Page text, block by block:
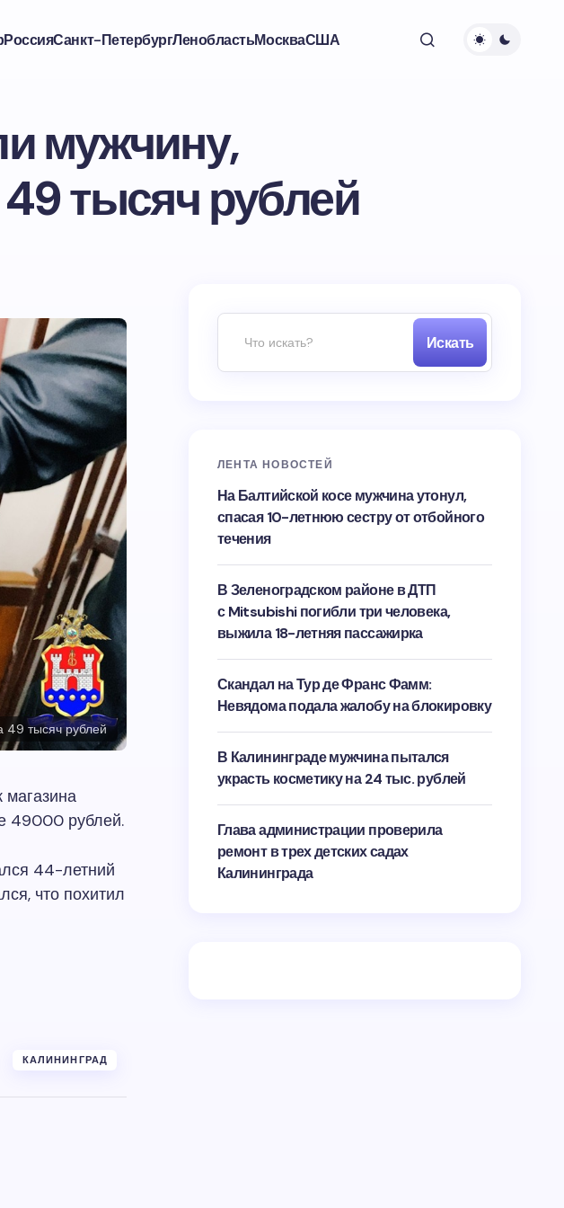
РоссияСанкт-ПетербургЛенобластьМоскваСША
мужчину,
тысяч рублей
49 тысяч рублей
магазина
49000 рублей.
44-летний
что похитил
КАЛИНИНГРАД
Искать
ЛЕНТА НОВОСТЕЙ
На Балтийской косе мужчина утонул,
спасая 10-летнюю сестру от отбойного
течения
В Зеленоградском районе в ДТП
с Mitsubishi погибли три человека,
выжила 18-летняя пассажирка
Скандал на Тур де Франс Фамм:
Невядома подала жалобу на блокировку
В Калининграде мужчина пытался
украсть косметику на 24 тыс. рублей
Глава администрации проверила
ремонт в трех детских садах
Калининграда